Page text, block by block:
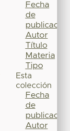
Fecha
de
publicación
Autor
Título
Materia
Tipo
Esta
colección
Fecha
de
publicación
Autor